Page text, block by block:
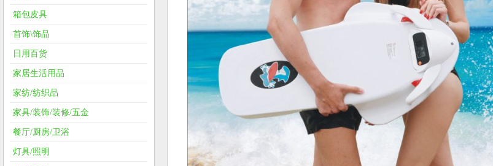
箱包皮具
首饰\饰品
日用百货
家居生活用品
家纺/纺织品
家具/装饰/装修/五金
餐厅/厨房/卫浴
灯具/照明